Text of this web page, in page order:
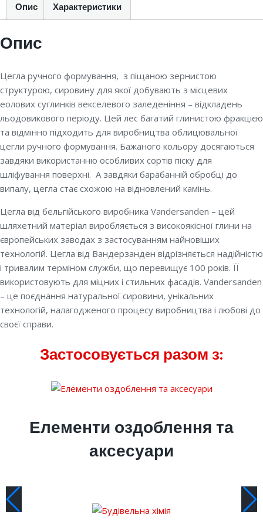
Опис Характеристики
Опис
Цегла ручного формування, з піщаною зернистою
структурою, сировину для якої добувають з місцевих
еолових суглинків векселевого заледеніння – відкладень
льодовикового періоду. Цей лес багатий глинистою фракцією
та відмінно підходить для виробництва облицювальної
цегли ручного формування. Бажаного кольору досягаються
завдяки використанню особливих сортів піску для
шліфування поверхні. А завдяки барабанній обробці до
випалу, цегла стає схожою на відновлений камінь.
Цегла від бельгійського виробника Vandersanden – цей
шляхетний матеріал виробляється з високоякісної глини на
європейських заводах з застосуванням найновіших
технологій. Цегла від Вандерзанден відрізняється надійністю
і тривалим терміном служби, що перевищує 100 років. ЇЇ
використовують для міцних і стильних фасадів. Vandersanden
– це поєднання натуральної сировини, унікальних
технологій, налагодженого процесу виробництва і любові до
своєї справи.
Застосовується разом з:
Елементи оздоблення та
аксесуари